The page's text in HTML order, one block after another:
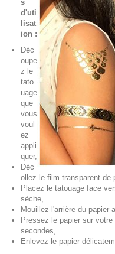
s
d'uti
lisat
ion :
Déc
oupe
z le
tato
uage
que
vous
voul
ez
appli
quer,
Déc
ollez le film transparent de
Placez le tatouage face
sèche,
Mouillez l'arrière du papier
Pressez le papier sur
secondes,
Enlevez le papier